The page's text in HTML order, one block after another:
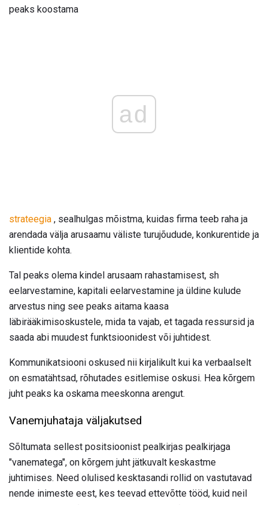
peaks koostama
ad
strateegia , sealhulgas mõistma, kuidas firma teeb raha ja
arendada välja arusaamu väliste turujõudude, konkurentide ja
klientide kohta.
Tal peaks olema kindel arusaam rahastamisest, sh
eelarvestamine, kapitali eelarvestamine ja üldine kulude
arvestus ning see peaks aitama kaasa
läbirääkimisoskustele, mida ta vajab, et tagada ressursid ja
saada abi muudest funktsioonidest või juhtidest.
Kommunikatsiooni oskused nii kirjalikult kui ka verbaalselt
on esmatähtsad, rõhutades esitlemise oskusi. Hea kõrgem
juht peaks ka oskama meeskonna arengut.
Vanemjuhataja väljakutsed
Sõltumata sellest positsioonist pealkirjas pealkirjaga
"vanematega", on kõrgem juht jätkuvalt keskastme
juhtimises. Need olulised kesktasandi rollid on vastutavad
nende inimeste eest, kes teevad ettevõtte tööd, kuid neil